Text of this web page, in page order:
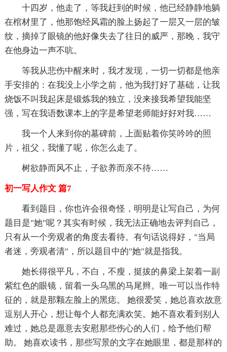
十四岁，他走了，等我赶到的时候，他已经静静地躺
在棺材里了，他那饱经风霜的脸上扬起了一层又一层的皱
纹，摘掉了眼镜的他好像失去了往日的威严，那晚，我守
在他身边一声不吭。
等我从悲伤中醒来时，我才发现，一切一切都是他亲
手安排的：在我没上小学之前，他为我打好了基础，让我
烧饭不叫我起床是锻炼我的独立，没来接我希望我能坚
强，写在我语数课本上的字是希望老师能好好对我……
我一个人来到你的墓碑前，上面贴着你笑吟吟的照
片，祖父，我懂了呢，你怎么走了。
树欲静而风不止，子欲养而亲不待……
初一写人作文 篇7
看到题目，你也许会很奇怪，明明是让写自己，为何
题目是"她"呢？其实有时候，我无法正确地去评判自己，
只有从一个旁观者的角度去看待。有句话说得好，"当局
者迷，旁观者清"，所以题目中的"她"就是指我。
她长得很平凡，不白，不瘦，挺拔的鼻梁上架着一副
紫红色的眼镜，留着一头乌黑的马尾辫。唯一可以当作特
征的，就是那颗左脸上的黑痣。 她很爱笑，她总喜欢故意
逗别人开心，想让每个人都充满欢笑。她不喜欢看到别人
难过，她总是愿意去安慰那些伤心的人们，给予他们帮
助。 她喜欢读书，那些写景的文字在她眼里，都是那样的